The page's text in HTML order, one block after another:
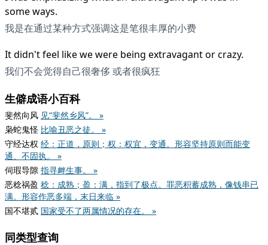
some ways.
我是在通过某种方式强调这是笔很丰厚的小费
It didn't feel like we were being extravagant or crazy.
我们不会觉得自己很奢侈 或者很疯狂
生僻成语小百科
斐然向风 见“斐然乡风”。 »
枭蛇鬼怪 比喻丑恶之徒。 »
守经达权 经：正道，原则；权：权宜，变通。形容坚持原则而能变
通、不固执。 »
伺瑕导隙 指寻衅生事。 »
恶稔祸盈 稔：成熟；盈：满，指到了极点。罪恶积蓄成熟，像钱串已
满。形容作恶多端，末日来临 »
国不堪贰 国家受不了两属情况的存在。 »
同类型查询